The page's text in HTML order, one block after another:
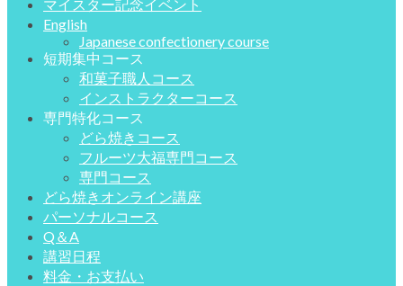
マイスター記念イベント
English
Japanese confectionery course
短期集中コース
和菓子職人コース
インストラクターコース
専門特化コース
どら焼きコース
フルーツ大福専門コース
専門コース
どら焼きオンライン講座
パーソナルコース
Q＆A
講習日程
料金・お支払い